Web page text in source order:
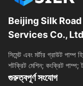
Beijing Silk
Services Co.,
সিমেন্ট এবং মর্টার গ্রাউট পাম্প
শটক্রিট মেশিন; কংক্রিট পাম্প;
গুরুত্বপূর্ণ সংযোগ